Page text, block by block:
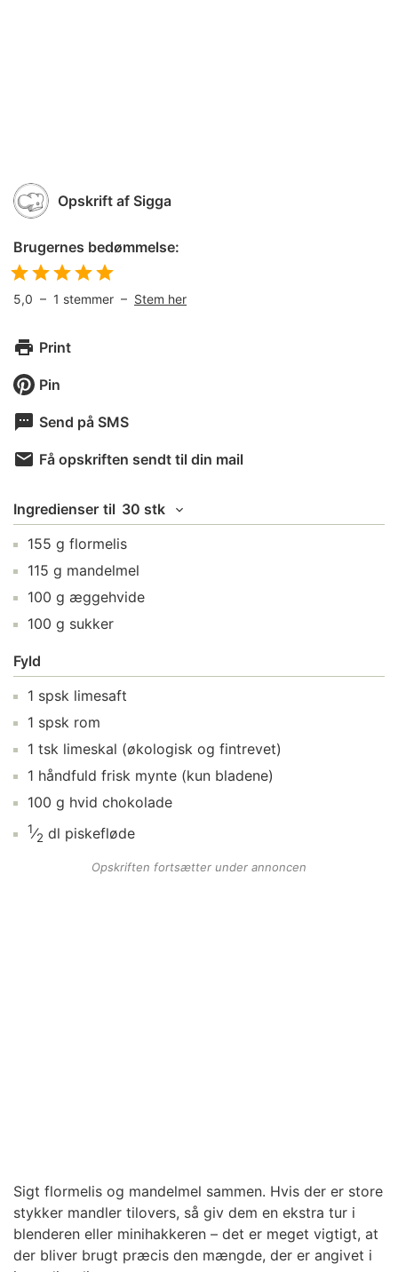
Opskrift af Sigga
Brugernes bedømmelse:
5,0 – 1 stemmer – Stem her
Print
Pin
Send på SMS
Få opskriften sendt til din mail
Ingredienser til 30 stk
155 g flormelis
115 g mandelmel
100 g æggehvide
100 g sukker
Fyld
1 spsk limesaft
1 spsk rom
1 tsk limeskal (økologisk og fintrevet)
1 håndfuld frisk mynte (kun bladene)
100 g hvid chokolade
1⁄2 dl piskefløde
Opskriften fortsætter under annoncen
Sigt flormelis og mandelmel sammen. Hvis der er store
stykker mandler tilovers, så giv dem en ekstra tur i
blenderen eller minihakkeren – det er meget vigtigt, at
der bliver brugt præcis den mængde, der er angivet i